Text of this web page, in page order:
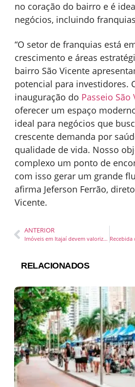
no coração do bairro e é
negócios, incluindo
“O setor de franquias está
crescimento e áreas
bairro São Vicente
potencial para investidores.
inauguração do Passeio São
oferecer um espaço
ideal para negócios que
crescente demanda por
qualidade de vida. Nosso
complexo um ponto de
com isso gerar um grande
afirma Jeferson Ferrão,
Vicente.
ANTERIOR
Imóveis em Itajaí devem valorizar até 20% com novos investimentos, afirma especialista
RELACIONADOS